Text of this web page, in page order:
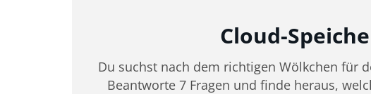
Cloud-
Du suchst nach dem richtigen Wölkchen für
Beantworte 7 Fragen und finde heraus,